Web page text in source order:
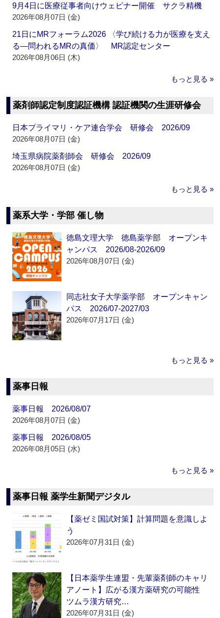
9月4日に医療従事者向けウェビナー開催 サクラ精機
2026年08月07日 (金)
21日にMRフォーラム2026 〈学び続ける力が医療を支え
る―問われるMRの真価〉 MR認定センター
2026年08月06日 (木)
もっと見る »
薬剤師認定制度認証機構 認証機関の生涯研修会
日本プライマリ・ケア連合学会 研修会 2026/09
2026年08月07日 (金)
埼玉県病院薬剤師会 研修会 2026/09
2026年08月07日 (金)
もっと見る »
薬系大学・学部 催し物
徳島文理大学 徳島薬学部 オープンキ
ャンパス 2026/08-2026/09
2026年08月07日 (金)
同志社女子大学薬学部 オープンキャン
パス 2026/07-2027/03
2026年07月17日 (金)
もっと見る »
薬事日報
薬事日報 2026/08/07
2026年08月07日 (金)
薬事日報 2026/08/05
2026年08月05日 (水)
もっと見る »
薬事日報 薬学生新聞デジタル
【薬ゼミ国試対策】計算問題を意識しよ
う
2026年07月31日 (金)
【日本薬学生連盟・先輩薬剤師のキャリ
アノート】広がる漢方薬研究の可能性
ツムラ漢方研究…
2026年07月31日 (金)